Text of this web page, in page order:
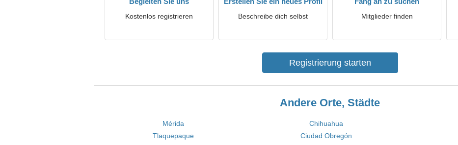
Kostenlos registrieren Beschreibe dich selbst Mitglieder finden
Registrierung starten
Andere Orte, Städte
Mérida Chihuahua
Tlaquepaque
Ciudad Obregón